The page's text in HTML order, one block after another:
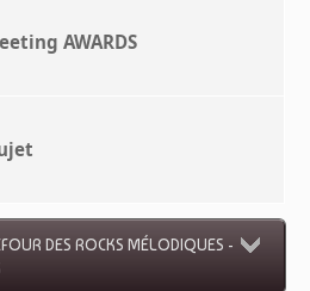
AWARDS
DES ROCKS MÉLODIQUES -